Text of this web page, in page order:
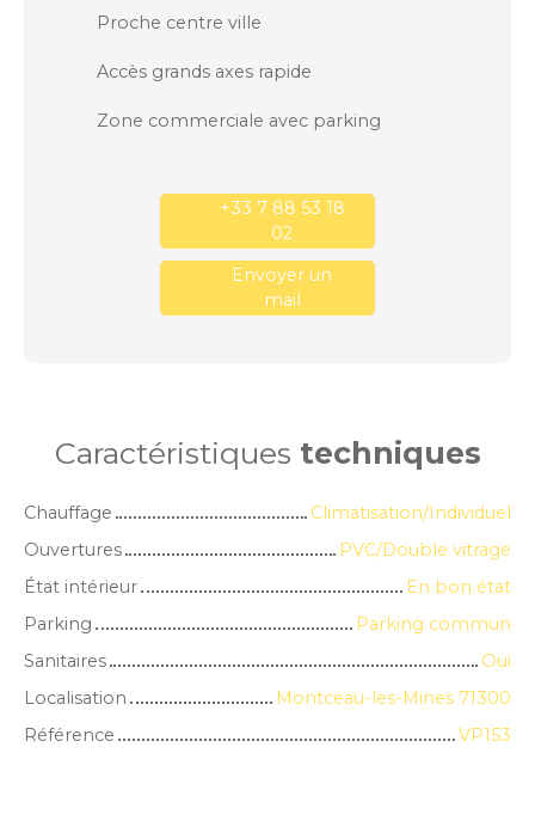
Proche centre ville
Accès grands axes rapide
Zone commerciale avec parking
+33 7 88 53 18
02
Envoyer un
mail
Caractéristiques techniques
Chauffage
Climatisation/Individuel
Ouvertures
PVC/Double vitrage
État intérieur
En bon état
Parking
Parking commun
Sanitaires
Oui
Localisation
Montceau-les-Mines 71300
Référence
VP153